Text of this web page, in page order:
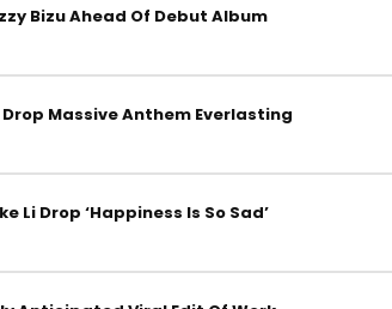
Bizu Ahead Of Debut Album
Drop Massive Anthem Everlasting
Li Drop ‘Happiness Is So Sad’